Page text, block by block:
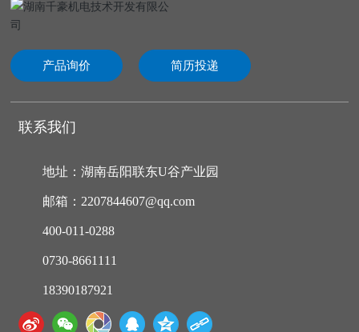
产品询价 简历投递
联系我们
地址：湖南岳阳联东U谷产业园
邮箱：2207844607@qq.com
400-011-0288
0730-8661111
18390187921